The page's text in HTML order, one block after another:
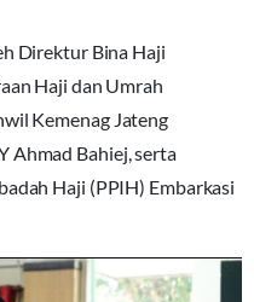
Direktur Bina Haji
Haji dan Umrah
Kemenag Jateng
Ahmad Bahiej, serta
Haji (PPIH) Embarkasi